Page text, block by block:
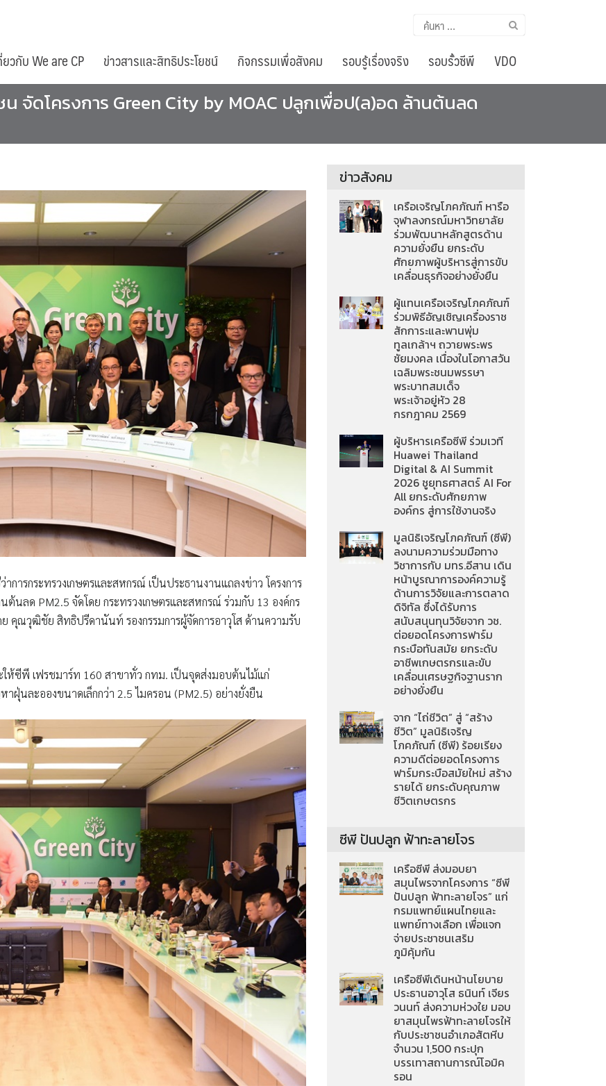
ค้นหา
ยวกับ We are CP ข่าวสารและสิทธิประโยชน์ กิจกรรมเพื่อสังคม รอบรู้เรื่องจริง รอบรั้วซีพี VDO
จัดโครงการ Green City by MOAC ปลูกเพื่อป(ล)อด ล้านต้นลด
การกระทรวงเกษตรและสหกรณ์ เป็นประธานงานแถลงข่าว โครงการ
นลด PM2.5 จัดโดย กระทรวงเกษตรและสหกรณ์ ร่วมกับ 13 องค์กร
คุณวุฒิชัย สิทธิปรีดานันท์ รองกรรมการผู้จัดการอาวุโส ด้านความรับ
ห้ซีพี เฟรชมาร์ท 160 สาขาทั่ว กทม. เป็นจุดส่งมอบต้นไม้แก่
ฝุ่นละอองขนาดเล็กกว่า 2.5 ไมครอน (PM2.5) อย่างยั่งยืน
ข่าวสังคม
เครือเจริญโภคภัณฑ์ หารือ
จุฬาลงกรณ์มหาวิทยาลัย
ร่วมพัฒนาหลักสูตรด้าน
ความยั่งยืน ยกระดับ
ศักยภาพผู้บริหารสู่การขับ
เคลื่อนธุรกิจอย่างยั่งยืน
ผู้แทนเครือเจริญโภคภัณฑ์
ร่วมพิธีอัญเชิญเครื่องราช
สักการะและพานพุ่ม
ทูลเกล้าฯ ถวายพระพร
ชัยมงคล เนื่องในโอกาสวัน
เฉลิมพระชนมพรรษา
พระบาทสมเด็จ
พระเจ้าอยู่หัว 28
กรกฎาคม 2569
ผู้บริหารเครือซีพี ร่วมเวที
Huawei Thailand
Digital & AI Summit
2026 ชูยุทธศาสตร์ AI For
All ยกระดับศักยภาพ
องค์กร สู่การใช้งานจริง
มูลนิธิเจริญโภคภัณฑ์ (ซีพี)
ลงนามความร่วมมือทาง
วิชาการกับ มทร.อีสาน เดิน
หน้าบูรณาการองค์ความรู้
ด้านการวิจัยและการตลาด
ดิจิทัล ซึ่งได้รับการ
สนับสนุนทุนวิจัยจาก วช.
ต่อยอดโครงการฟาร์ม
กระบือทันสมัย ยกระดับ
อาชีพเกษตรกรและขับ
เคลื่อนเศรษฐกิจฐานราก
อย่างยั่งยืน
จาก “ไถ่ชีวิต” สู่ “สร้าง
ชีวิต” มูลนิธิเจริญ
โภคภัณฑ์ (ซีพี) ร้อยเรียง
ความดีต่อยอดโครงการ
ฟาร์มกระบือสมัยใหม่ สร้าง
รายได้ ยกระดับคุณภาพ
ชีวิตเกษตรกร
ซีพี ปันปลูก ฟ้าทะลายโจร
เครือซีพี ส่งมอบยา
สมุนไพรจากโครงการ “ซีพี
ปันปลูก ฟ้าทะลายโจร” แก่
กรมแพทย์แผนไทยและ
แพทย์ทางเลือก เพื่อแจก
จ่ายประชาชนเสริม
ภูมิคุ้มกัน
เครือซีพีเดินหน้านโยบาย
ประธานอาวุโส ธนินท์ เจียร
วนนท์ ส่งความห่วงใย มอบ
ยาสมุนไพรฟ้าทะลายโจรให้
กับประชาชนอำเภอสัตหีบ
จำนวน 1,500 กระปุก
บรรเทาสถานการณ์โอมิค
รอน